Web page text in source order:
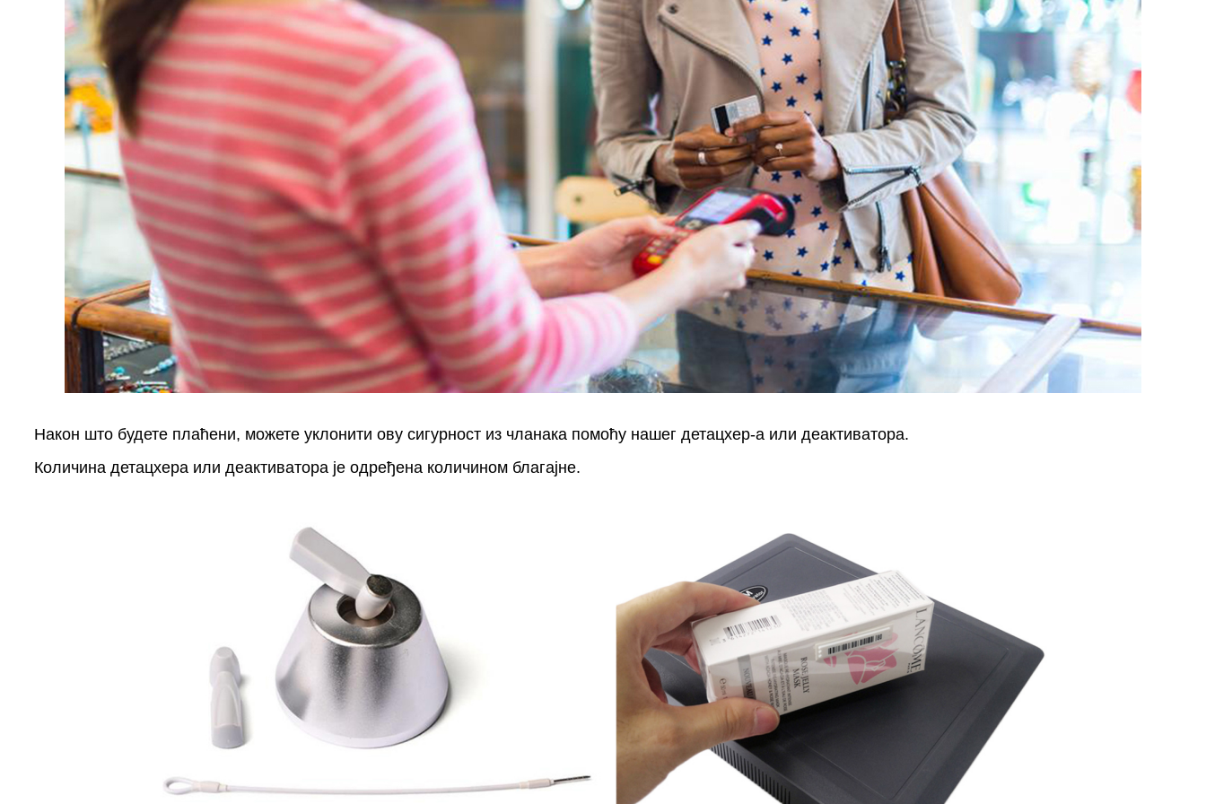
Након што будете плаћени, можете уклонити ову сигурност из чланака помоћу нашег детацхер-а или деактиватора.
Количина детацхера или деактиватора је одређена количином благајне.